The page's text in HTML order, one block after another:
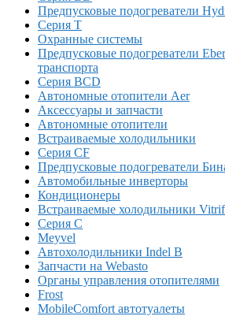
Предпусковые подогреватели
Серия T
Охранные системы
Предпусковые подогреватели
транспорта
Серия BCD
Автономные отопители Аer
Аксессуары и запчасти
Автономные отопители
Встраиваемые холодильники
Серия CF
Предпусковые подогреватели
Автомобильные инверторы
Кондиционеры
Встраиваемые холодильники
Серия C
Meyvel
Автохолодильники Indel B
Запчасти на Webasto
Органы управления отопителями
Frost
MobileComfort автотуалеты